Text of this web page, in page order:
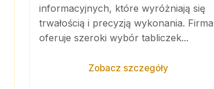
informacyjnych, które wyróżniają się
trwałością i precyzją wykonania. Firma
oferuje szeroki wybór tabliczek...
Zobacz szczegóły